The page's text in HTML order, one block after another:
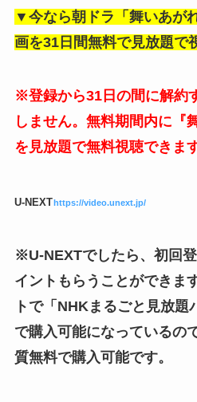
▼今なら朝ドラ「舞いあが
画を31日間無料で見放題で
※登録から31日の間に解約
しません。無料期間内に『
を見放題で無料視聴できます
U-NEXThttps://video.unext.jp/
※U-NEXTでしたら、初回
イントもらうことができま
トで「NHKまるごと見放題
で購入可能になっているの
質無料で購入可能です。